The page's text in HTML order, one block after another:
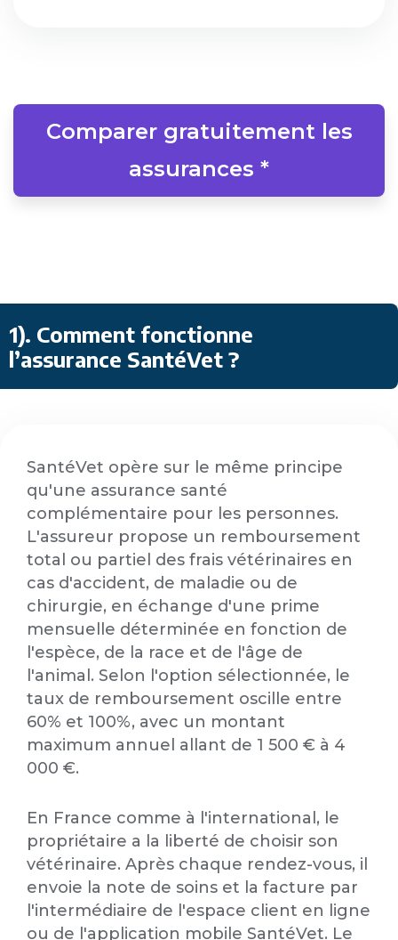
Comparer gratuitement les
assurances *
1). Comment fonctionne
l’assurance SantéVet ?
SantéVet opère sur le même principe
qu'une assurance santé
complémentaire pour les personnes.
L'assureur propose un remboursement
total ou partiel des frais vétérinaires en
cas d'accident, de maladie ou de
chirurgie, en échange d'une prime
mensuelle déterminée en fonction de
l'espèce, de la race et de l'âge de
l'animal. Selon l'option sélectionnée, le
taux de remboursement oscille entre
60% et 100%, avec un montant
maximum annuel allant de 1 500 € à 4
000 €.
En France comme à l'international, le
propriétaire a la liberté de choisir son
vétérinaire. Après chaque rendez-vous, il
envoie la note de soins et la facture par
l'intermédiaire de l'espace client en ligne
ou de l'application mobile SantéVet. Le